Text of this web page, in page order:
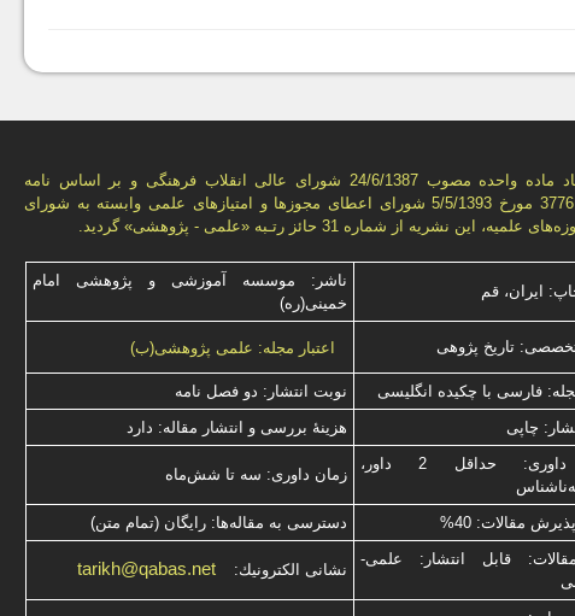
به استناد ماده واحده مصوب 24/6/1387 شورای عالی انقلاب فرهنگی و بر اساس نامه
شماره 3776 مورخ 5/5/1393 شورای اعطای مجوزها و امتيازهای علمی وابسته به شورای
اين نشريه از شماره 31 حائز رتـبه «علمی - پژوهشی» گرديد.
ایران، قم
ناشر: موسسه آموزشی و پژوهشی امام
خمینی(ره)
تاریخ پژوهی اعتبار مجله: علمی پژوهشی(ب)
فارسی با چكیده انگلیسی
نوبت انتشار: دو فصل نامه
چاپی
هزینۀ بررسی و انتشار مقاله: دارد
نوع داوری: حداقل 2 داور،
زمان داوری: سه تا شش‌ماه
مقالات: 40%
دسترسی به مقاله‌ها: رایگان (تمام متن)
قابل انتشار: علمی-
نشانی الكترونیك: tarikh@qabas.net